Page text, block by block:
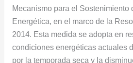
Mecanismo para el Sostenimiento
Energética, en el marco de la
2014. Esta medida se adopta en
condiciones energéticas actuales
por la temporada seca y la